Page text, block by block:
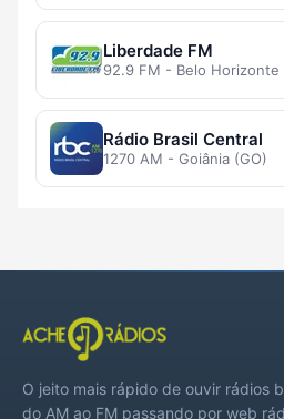
Liberdade FM
92.9 FM - Belo Horizonte
Rádio Brasil Central
1270 AM - Goiânia (GO)
O jeito mais rápido de ouvir rádios
do AM ao FM passando por web